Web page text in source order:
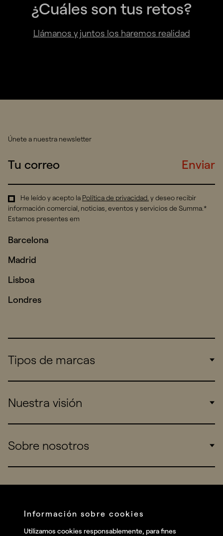
¿Cuáles son tus retos?
Llámanos y juntos los haremos realidad
Únete a nuestra newsletter
Enviar
He leído y acepto la Política de privacidad. y deseo recibir
información comercial, noticias, eventos y servicios de Summa.*
Estamos presentes em
Barcelona
Madrid
Lisboa
Londres
Tipos de marcas
Consumers
Startups
Nuestra visión
Work
Sobre nosotros
TalentInformación sobre cookies
Utilizamos cookies responsablemente, para fines